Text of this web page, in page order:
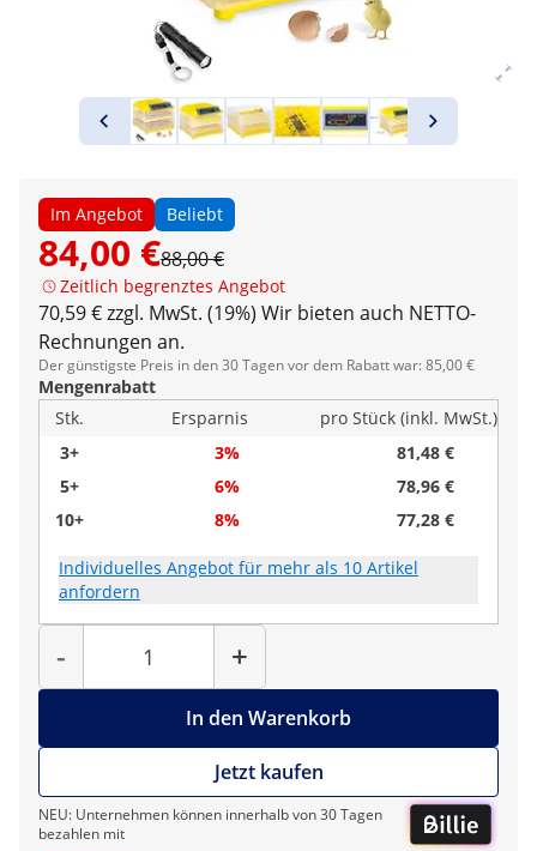
Im Angebot Beliebt
84,00 €88,00 €
Zeitlich begrenztes Angebot
70,59 € zzgl. MwSt. (19%) Wir bieten auch NETTO-
Rechnungen an.
Der günstigste Preis in den 30 Tagen vor dem Rabatt war: 85,00 €
Mengenrabatt
Stk.
Ersparnis
pro Stück (inkl. MwSt.)
3+
3%
81,48 €
5+
6%
78,96 €
10+
8% 77,28 €
Individuelles Angebot für mehr als 10 Artikel
anfordern
-
Menge
+
In den Warenkorb
Jetzt kaufen
NEU: Unternehmen können innerhalb von 30 Tagen
bezahlen mit